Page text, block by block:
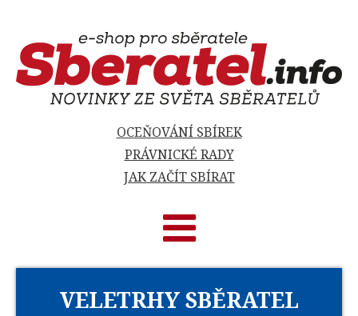
OCEŇOVÁNÍ SBÍREK
PRÁVNICKÉ RADY
JAK ZAČÍT SBÍRAT
VELETRHY SBĚRATEL